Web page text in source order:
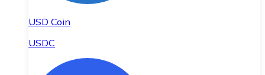
USD Coin
USDC